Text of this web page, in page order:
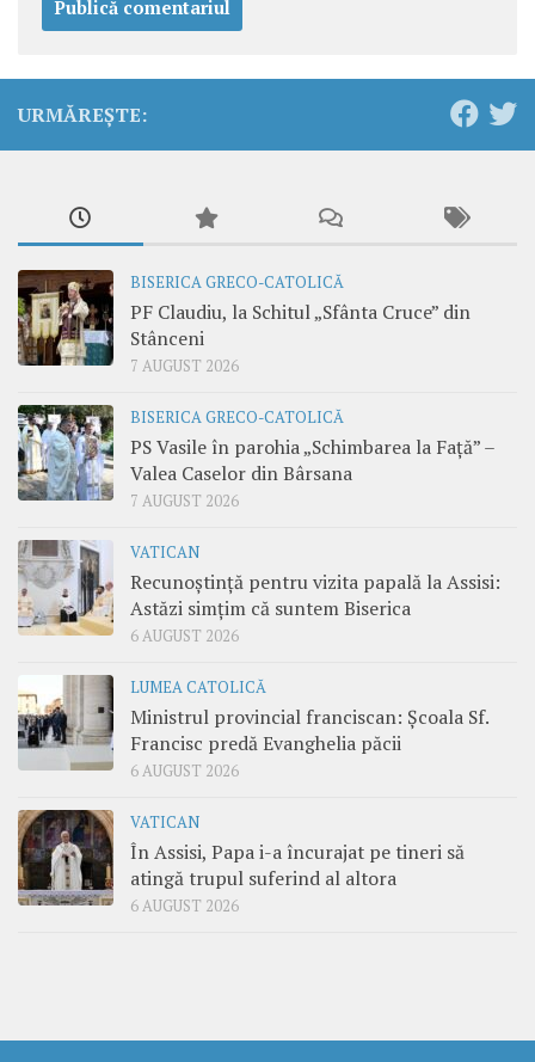
URMĂREȘTE:
BISERICA GRECO-CATOLICĂ
PF Claudiu, la Schitul „Sfânta Cruce” din
Stânceni
7 AUGUST 2026
BISERICA GRECO-CATOLICĂ
PS Vasile în parohia „Schimbarea la Față” –
Valea Caselor din Bârsana
7 AUGUST 2026
VATICAN
Recunoștință pentru vizita papală la Assisi:
Astăzi simțim că suntem Biserica
6 AUGUST 2026
LUMEA CATOLICĂ
Ministrul provincial franciscan: Școala Sf.
Francisc predă Evanghelia păcii
6 AUGUST 2026
VATICAN
În Assisi, Papa i-a încurajat pe tineri să
atingă trupul suferind al altora
6 AUGUST 2026